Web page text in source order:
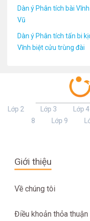
Dàn ý Phân tích bài
Vũ
Dàn ý Phân tích tấn bi
Vĩnh biệt cửu trùng đài
Lớp 2 Lớp 3 Lớp 4
8
Lớp 9
Giới thiệu
Về chúng tôi
Điều khoản thỏa